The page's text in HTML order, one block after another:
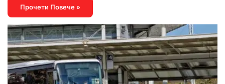
Прочети Повече »